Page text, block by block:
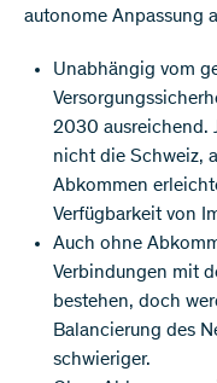
autonome Anpassung
Unabhängig vom
2030 ausreichend.
nicht die Schweiz,
Abkommen
Verfügbarkeit von
Auch ohne
Verbindungen mit
bestehen, doch
Balancierung des
schwieriger.